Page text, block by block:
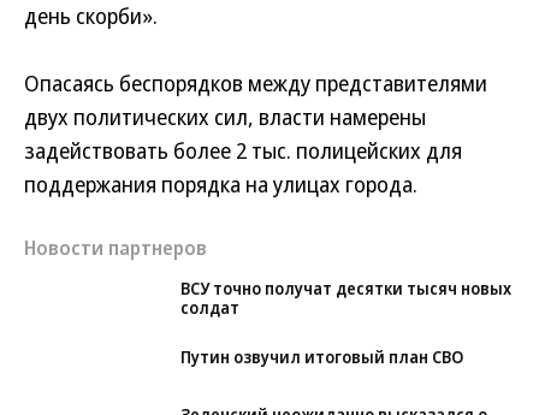
день скорби».
Опасаясь беспорядков между представителями
двух политических сил, власти намерены
задействовать более 2 тыс. полицейских для
поддержания порядка на улицах города.
Новости партнеров
ВСУ точно получат десятки тысяч новых
солдат